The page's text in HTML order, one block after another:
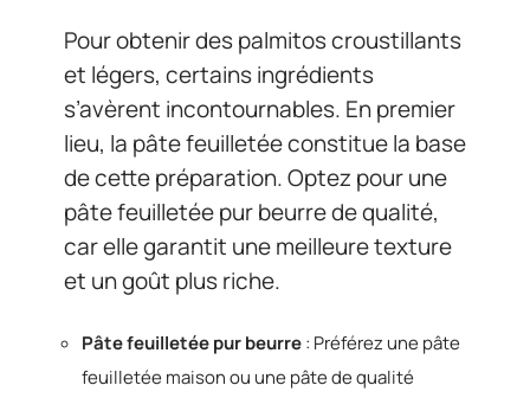
Pour obtenir des palmitos croustillants
et légers, certains ingrédients
s’avèrent incontournables. En premier
lieu, la pâte feuilletée constitue la base
de cette préparation. Optez pour une
pâte feuilletée pur beurre de qualité,
car elle garantit une meilleure texture
et un goût plus riche.
Pâte feuilletée pur beurre: Préférez une pâte
feuilletée maison ou une pâte de qualité